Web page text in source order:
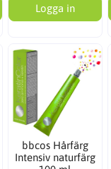
Logga in
bbcos Hårfärg
Intensiv naturfärg